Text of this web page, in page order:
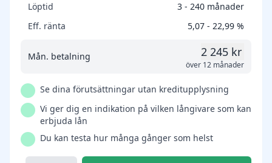
Löptid
3 - 240 månader
Eff. ränta
5,07 - 22,99 %
Mån. betalning 2 245 kr
över 12 månader
Se dina förutsättningar utan kreditupplysning
Vi ger dig en indikation på vilken långivare som kan
erbjuda lån
Du kan testa hur många gånger som helst